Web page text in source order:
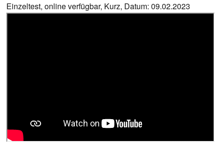
Einzeltest, online verfügbar, Kurz, Datum: 09.02.2023